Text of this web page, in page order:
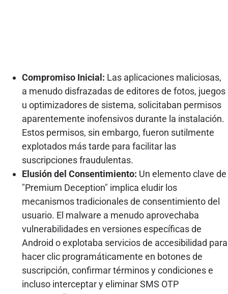
Compromiso Inicial: Las aplicaciones maliciosas,
a menudo disfrazadas de editores de fotos, juegos
u optimizadores de sistema, solicitaban permisos
aparentemente inofensivos durante la instalación.
Estos permisos, sin embargo, fueron sutilmente
explotados más tarde para facilitar las
suscripciones fraudulentas.
Elusión del Consentimiento: Un elemento clave de
"Premium Deception" implica eludir los
mecanismos tradicionales de consentimiento del
usuario. El malware a menudo aprovechaba
vulnerabilidades en versiones específicas de
Android o explotaba servicios de accesibilidad para
hacer clic programáticamente en botones de
suscripción, confirmar términos y condiciones e
incluso interceptar y eliminar SMS OTP